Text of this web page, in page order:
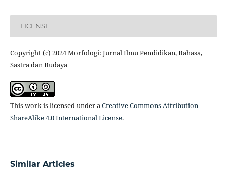
LICENSE
Copyright (c) 2024 Morfologi: Jurnal Ilmu Pendidikan, Bahasa,
Sastra dan Budaya
This work is licensed under aCreative Commons Attribution-
ShareAlike 4.0 International License.
Similar Articles